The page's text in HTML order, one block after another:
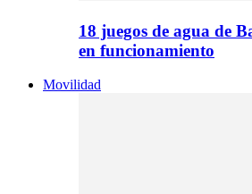
18 juegos de agua de
en funcionamiento
Movilidad